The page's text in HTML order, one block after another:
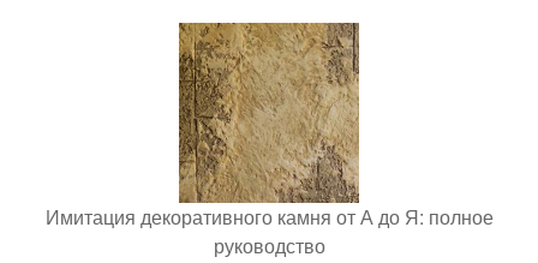
Имитация декоративного камня от А до Я: полное
руководство